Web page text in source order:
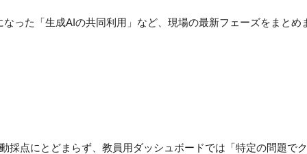
った「生成AIの共同利用」など、現場の最新フェーズをまとめ
点にとどまらず、教員用ダッシュボードでは「特定の問題